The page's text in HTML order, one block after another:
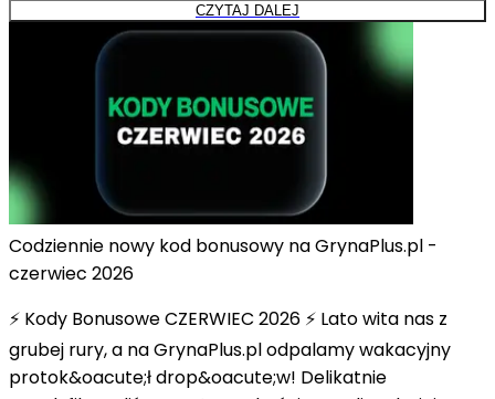
CZYTAJ DALEJ
Codziennie nowy kod bonusowy na GrynaPlus.pl -
czerwiec 2026
⚡ Kody Bonusowe CZERWIEC 2026 ⚡ Lato wita nas z
grubej rury, a na GrynaPlus.pl odpalamy wakacyjny
protok&oacute;ł drop&oacute;w! Delikatnie